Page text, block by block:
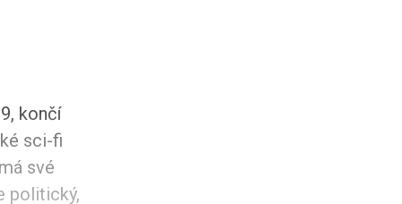
končí
sci-fi
své
politický,